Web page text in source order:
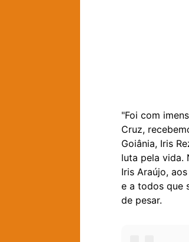
"Foi com
Cruz,
Goiânia, Iris
luta pela vida.
Iris Araújo,
e a todos que
de pesar.